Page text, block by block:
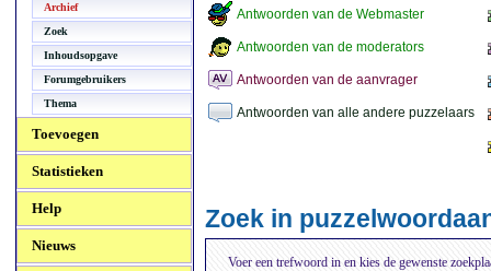
Archief
Zoek
Inhoudsopgave
Forumgebruikers
Thema
Toevoegen
Statistieken
Help
Nieuws
Antwoorden van de Webmaster
Antwoorden van de moderators
Antwoorden van de aanvrager
Antwoorden van alle andere puzzelaars
Zoek in
Voer een trefwoord in en kies de gewenste